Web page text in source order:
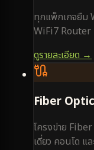
ทุกแพ็กเกจยืม
WiFi7 Router
ดูรายละเอียด →
Fiber
โครงข่าย
เดี่ยว คอนโด แ